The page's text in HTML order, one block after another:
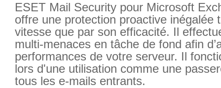
ESET Mail Security pour Microsoft
offre une protection proactive inégalée
vitesse que par son efficacité. Il
multi-menaces en tâche de fond afin
performances de votre serveur. Il
lors d'une utilisation comme une
tous les e-mails entrants.